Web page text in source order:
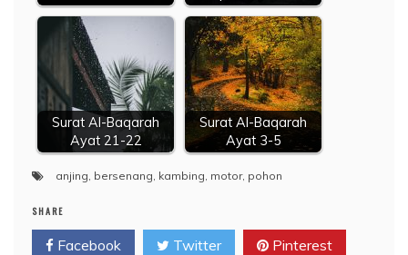
Surat Al-Baqarah
Ayat 21-22
Surat Al-Baqarah
Ayat 3-5
anjing bersenang kambing motor, pohon
SHARE
Facebook Twitter Pinterest